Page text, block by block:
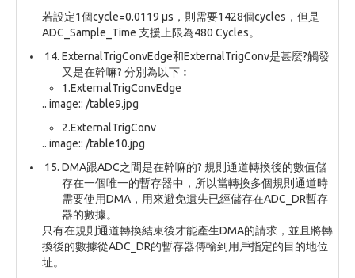
若設定1個cycle=0.0119 µs，則需要1428個cycles，但是
ADC_Sample_Time 支援上限為480 Cycles。
ExternalTrigConvEdge和ExternalTrigConv是甚麼?觸發
又是在幹嘛? 分別為以下︰
1.ExternalTrigConvEdge
.. image:: /table9.jpg
2.ExternalTrigConv
.. image:: /table10.jpg
DMA跟ADC之間是在幹嘛的? 規則通道轉換後的數值儲
存在一個唯一的暫存器中，所以當轉換多個規則通道時
需要使用DMA，用來避免遺失已經儲存在ADC_DR暫存
器的數據。
只有在規則通道轉換結束後才能產生DMA的請求，並且將轉
換後的數據從ADC_DR的暫存器傳輸到用戶指定的目的地位
址。